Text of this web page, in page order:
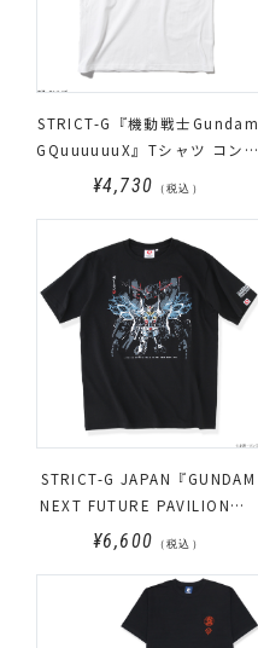
STRICT-G『機動戦士Gundam
GQuuuuuuX』Tシャツ コンチ
ロゴ
¥4,730 （税込）
STRICT-G JAPAN『GUNDAM
NEXT FUTURE PAVILION』T
シャツ
¥6,600 （税込）